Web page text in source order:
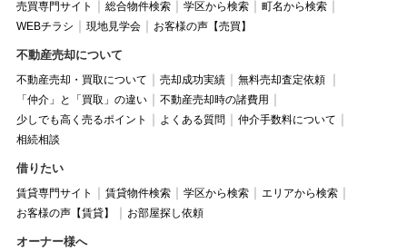
売買専門サイト 総合物件検索 学区から検索
町名から検索
WEBチラシ
現地見学会 お客様の声【売買】
不動産売却について
不動産売却・買取について 売却成功実績
無料売却査定依頼
「仲介」と「買取」の違い
不動産売却時の諸費用
少しでも高く売るポイント
よくある質問
仲介手数料について
相続相談
借りたい
賃貸専門サイト 賃貸物件検索 学区から検索
エリアから検索
お客様の声【賃貸】
お部屋探し依頼
オーナー様へ